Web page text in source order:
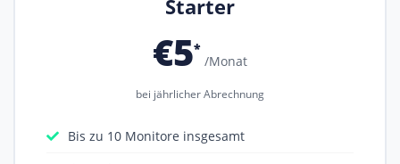
Starter
€5*
/Monat
bei jährlicher Abrechnung
Bis zu 10 Monitore insgesamt